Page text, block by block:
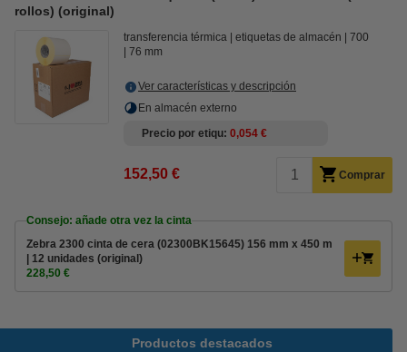
rollos) (original)
transferencia térmica etiquetas de almacén
700
76 mm
Ver características y descripción
En almacén externo
Precio por etiqu 0,054 €
152,50 € Comprar
Consejo: añade otra vez la cinta
Zebra 2300 cinta de cera (02300BK15645) 156 mm x 450 m
| 12 unidades (original)
228,50 €
Productos destacados